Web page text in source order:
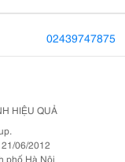
02439747875
HIỆU QUẢ
06/2012
phố Hà Nội